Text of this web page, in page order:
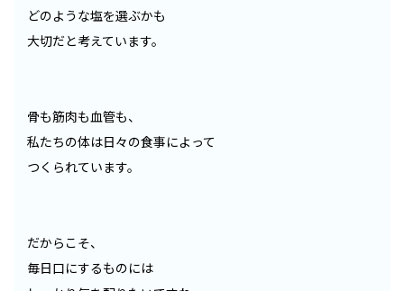
どのような塩を選ぶかも
大切だと考えています。
骨も筋肉も血管も、
私たちの体は日々の食事によって
つくられています。
だからこそ、
毎日口にするものには